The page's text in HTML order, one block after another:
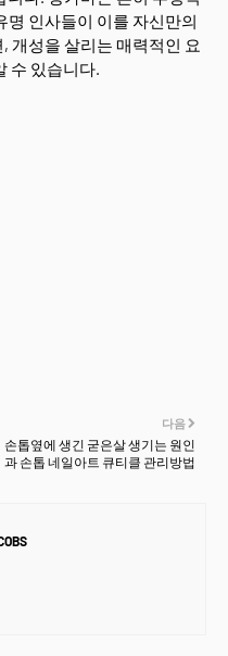
명 인사들이 이를 자신만의
개성을 살리는 매력적인 요
수 있습니다.
다음
손톱옆에 생긴 굳은살 생기는 원인
과 손톱 네일아트 큐티클 관리방법